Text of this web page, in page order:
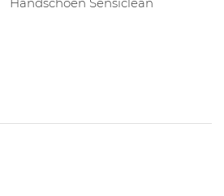
Handschoen Sensiclean